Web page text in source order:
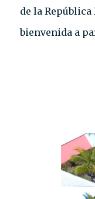
de la
bienvenida a